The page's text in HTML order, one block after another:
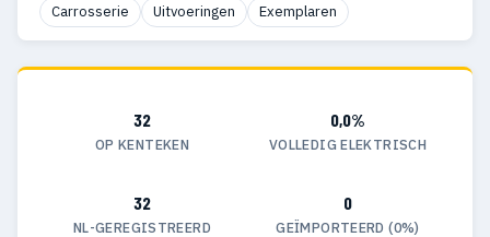
Carrosserie
Uitvoeringen Exemplaren
32
OP KENTEKEN
0,0%
VOLLEDIG ELEKTRISCH
32
NL-GEREGISTREERD
0
GEÏMPORTEERD (0%)